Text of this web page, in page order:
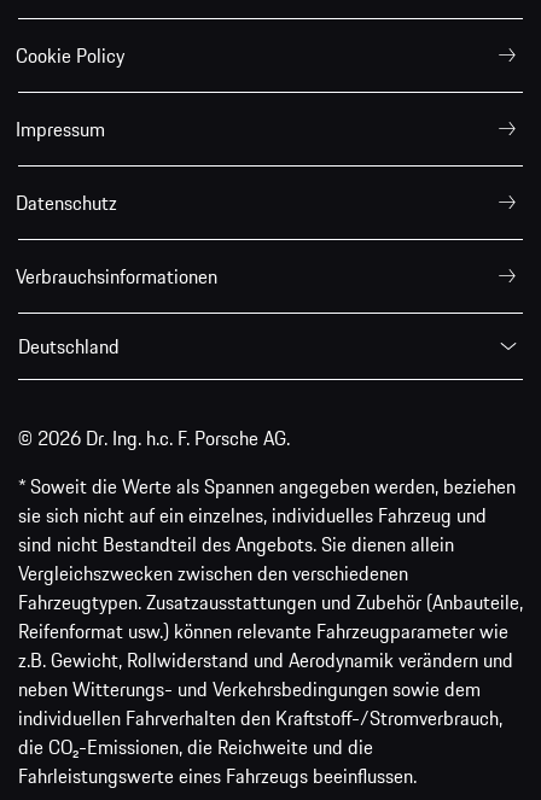
Cookie Policy
Impressum
Datenschutz
Verbrauchsinformationen
Deutschland
© 2026 Dr. Ing. h.c. F. Porsche AG.
* Soweit die Werte als Spannen angegeben werden, beziehen
sie sich nicht auf ein einzelnes, individuelles Fahrzeug und
sind nicht Bestandteil des Angebots. Sie dienen allein
Vergleichszwecken zwischen den verschiedenen
Fahrzeugtypen. Zusatzausstattungen und Zubehör (Anbauteile,
Reifenformat usw.) können relevante Fahrzeugparameter wie
z.B. Gewicht, Rollwiderstand und Aerodynamik verändern und
neben Witterungs- und Verkehrsbedingungen sowie dem
individuellen Fahrverhalten den Kraftstoff-/Stromverbrauch,
die CO₂-Emissionen, die Reichweite und die
Fahrleistungswerte eines Fahrzeugs beeinflussen.